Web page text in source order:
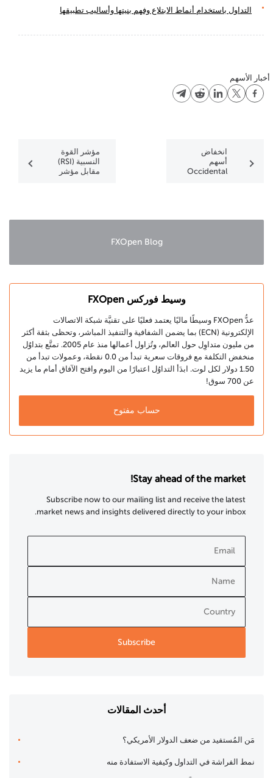
التداول باستخدام أنماط الابتلاع وفهم بنيتها وأساليب تطبيقها
أخبار الأسهم
انخفاض
أسهم
Occidental
للمرة الأولى
مؤشر القوة
النسبية (RSI)
مقابل مؤشر
FXOpen Blog
وسيط فوركس FXOpen
عدُّ FXOpen وسيطًا ماليًا يعتمد فعليًا على تقنيَّة شبكة الاتصالات
الإلكترونية (ECN) بما يضمن الشفافية والتنفيذ المباشر، وتحظى بثقة أكثر
من مليون متداوِل حول العالم، وتُزاول أعمالها منذ عام 2005. تمتَّع بتداوُل
منخفض التكلفة مع فروقات سعرية تبدأ من 0.0 نقطة، وعمولات تبدأ من
1.50 دولار لكل لوت. ابدَأ التداوُل اعتبارًا من اليوم وافتح الآفاق أمام ما يزيد
عن 700 سوق!
حساب مفتوح
Stay ahead of the market!
Subscribe now to our mailing list and receive the latest
market news and insights delivered directly to your inbox.
أحدث المقالات
مَن المُستفيد من ضعف الدولار الأمريكي؟
نمط الفراشة في التداول وكيفية الاستفادة منه